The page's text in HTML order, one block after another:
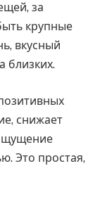
за
крупные
вкусный
близких.
снижает
Это простая,